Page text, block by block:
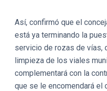
Así, confirmó que el
está ya terminando la
servicio de rozas de vías,
limpieza de los viales
complementará con la
que se le encomendará el